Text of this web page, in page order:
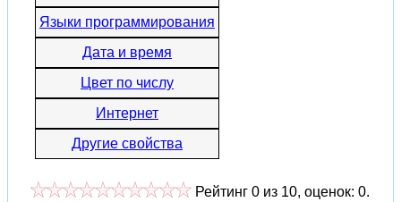
Языки программирования
Дата и время
Цвет по числу
Интернет
Другие свойства
Рейтинг 0 из 10, оценок: 0.